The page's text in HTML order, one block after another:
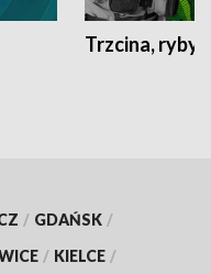
Trzcina, ryby
/ GDAŃSK /
/ KIELCE /